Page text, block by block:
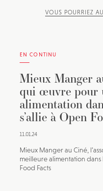
VOUS POURRIEZ
EN CONTINU
Mieux Manger
qui œuvre pour
alimentation
s’allie à Open
11.01.24
Mieux Manger au Ciné,
meilleure alimentation dans
Food Facts